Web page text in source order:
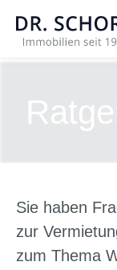
Sie haben
zur
zum Thema